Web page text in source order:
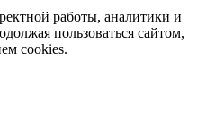
работы, аналитики и
пользоваться сайтом,
cookies.